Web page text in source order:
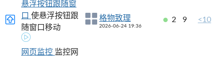
悬浮按钮跟随窗
口 使悬浮按钮跟
随窗口移动
格物致理
2026-06-24 19:36
2 9 <10
网页监控 监控网